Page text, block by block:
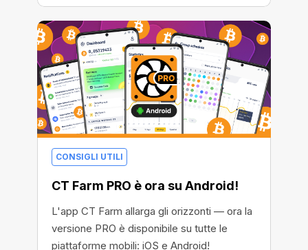
CONSIGLI UTILI
CT Farm PRO è ora su Android!
L'app CT Farm allarga gli orizzonti — ora la
versione PRO è disponibile su tutte le
piattaforme mobili: iOS e Android!